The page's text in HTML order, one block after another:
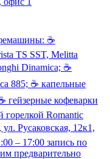
☕️
TS SST, Melitta
Dinamica; ☕️
885; ☕️ капельные
гейзерные кофеварки
горелкой Romantic
Русаковская, 12к1,
– 17:00 запись по
предварительно